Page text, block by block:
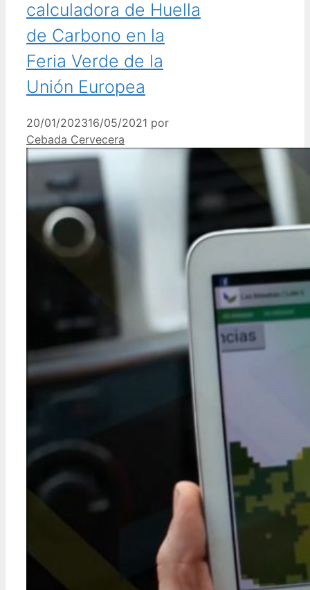
calculadora de Huella
de Carbono en la
Feria Verde de la
Unión Europea
20/01/202316/05/2021 por
Cebada Cervecera